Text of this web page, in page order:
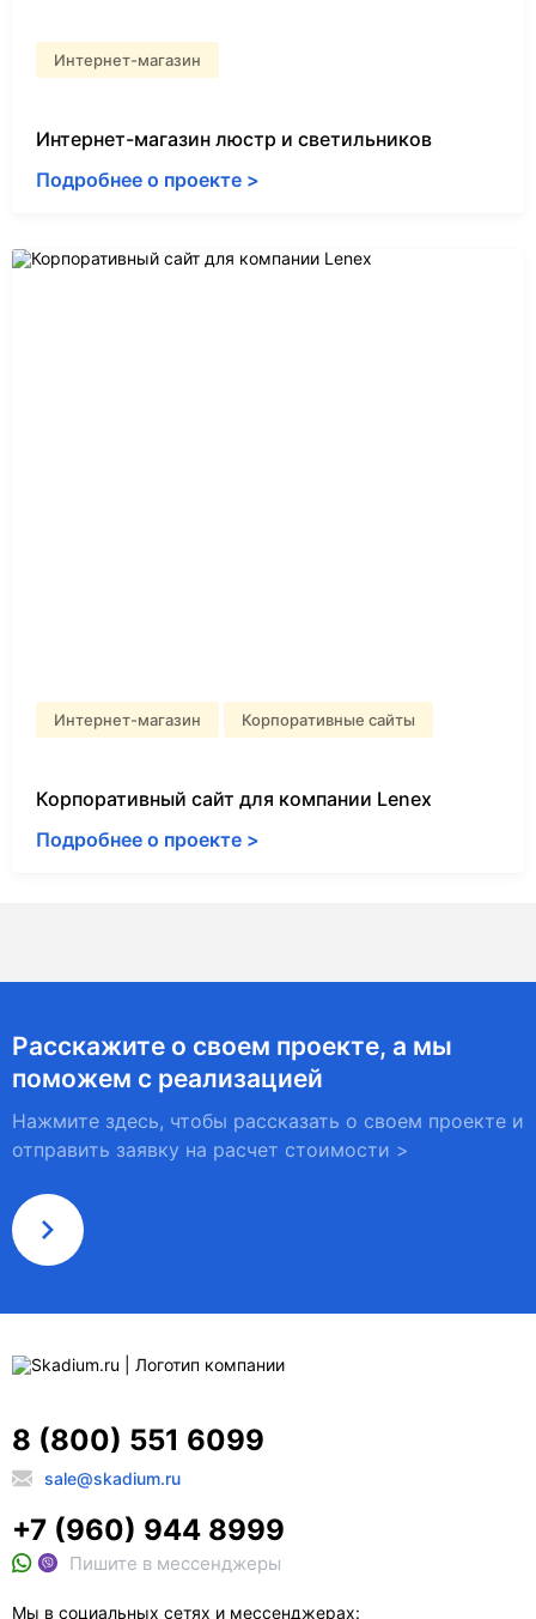
Интернет-магазин
Интернет-магазин люстр и светильников
Подробнее о проекте >
Интернет-магазин Корпоративные сайты
Корпоративный сайт для компании Lenex
Подробнее о проекте >
Расскажите о своем проекте, а мы
поможем с реализацией
Нажмите здесь, чтобы рассказать о своем проекте и
отправить заявку на расчет стоимости >
8 (800) 551 6099
sale@skadium.ru
+7 (960) 944 8999
Пишите в мессенджеры
Мы в социальных сетях и мессенджерах: